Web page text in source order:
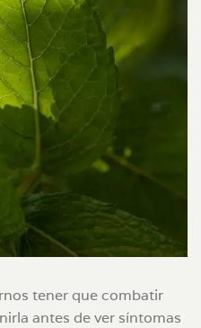
tener que combatir
antes de ver síntomas